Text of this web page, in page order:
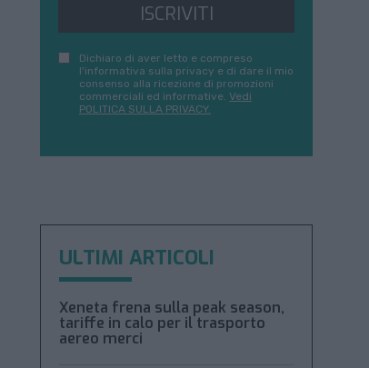
ISCRIVITI
Dichiaro di aver letto e compreso
l'informativa sulla privacy e di dare il mio
consenso alla ricezione di promozioni
commerciali ed informative. Vedi
POLITICA SULLA PRIVACY.
ULTIMI ARTICOLI
Xeneta frena sulla peak season,
tariffe in calo per il trasporto
aereo merci